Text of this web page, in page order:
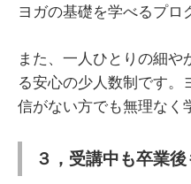
ヨガの基礎を学べるプロ
また、一人ひとりの細や
る安心の少人数制です。
信がない方でも無理なく
３，受講中も卒業